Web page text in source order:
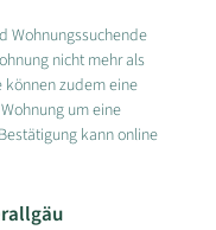
Wohnungssuchende
nicht mehr als
können zudem eine
um eine
kann online